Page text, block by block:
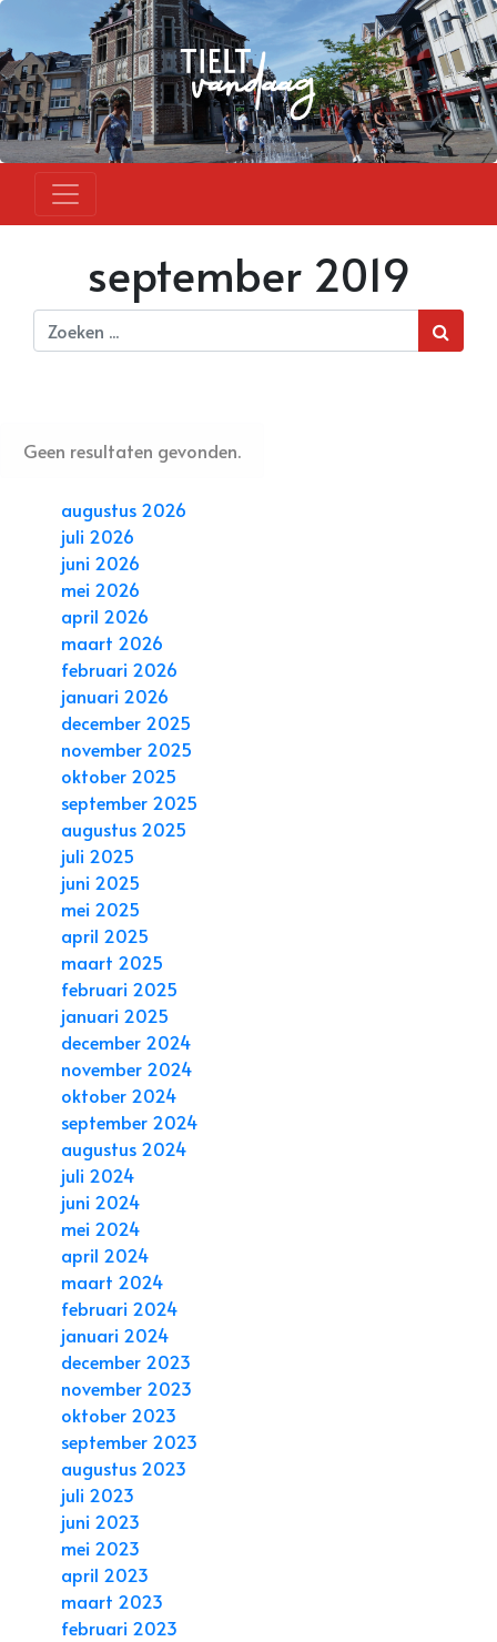
september 2019
Geen resultaten gevonden.
augustus 2026
juli 2026
juni 2026
mei 2026
april 2026
maart 2026
februari 2026
januari 2026
december 2025
november 2025
oktober 2025
september 2025
augustus 2025
juli 2025
juni 2025
mei 2025
april 2025
maart 2025
februari 2025
januari 2025
december 2024
november 2024
oktober 2024
september 2024
augustus 2024
juli 2024
juni 2024
mei 2024
april 2024
maart 2024
februari 2024
januari 2024
december 2023
november 2023
oktober 2023
september 2023
augustus 2023
juli 2023
juni 2023
mei 2023
april 2023
maart 2023
februari 2023